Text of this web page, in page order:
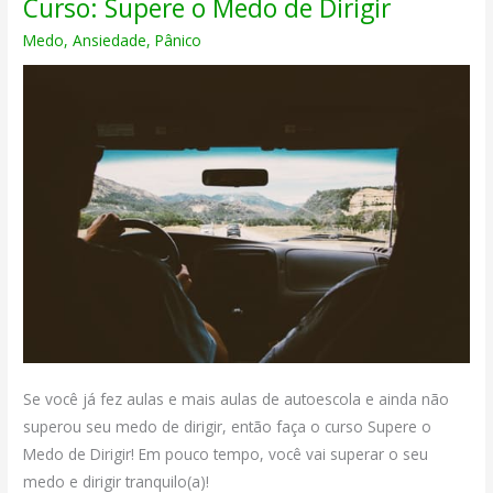
Curso: Supere o Medo de Dirigir
Medo,Ansiedade,Pânico
Se você já fez aulas e mais aulas de autoescola e ainda não
superou seu medo de dirigir, então faça o curso Supere o
Medo de Dirigir! Em pouco tempo, você vai superar o seu
medo e dirigir tranquilo(a)!